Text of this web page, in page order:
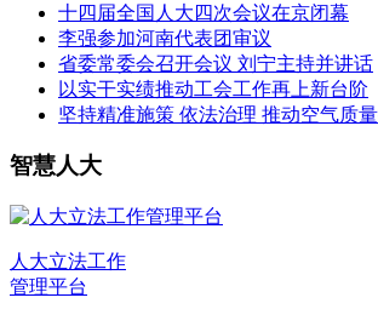
十四届全国人大四次会议在京闭幕
李强参加河南代表团审议
省委常委会召开会议 刘宁主持并讲话
以实干实绩推动工会工作再上新台阶
坚持精准施策 依法治理 推动空气质
智慧人大
人大立法工作
管理平台